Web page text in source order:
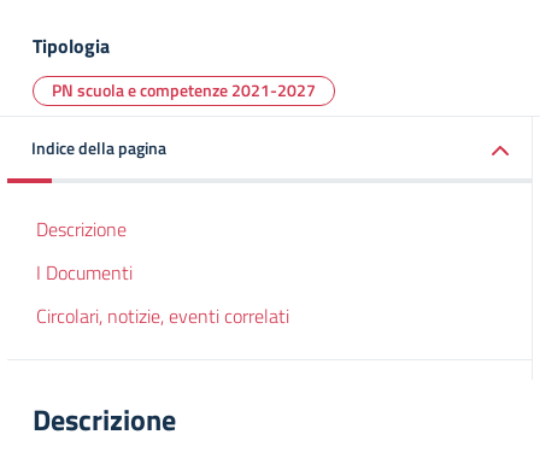
Tipologia
PN scuola e competenze 2021-2027
Indice della pagina
Descrizione
I Documenti
Circolari, notizie, eventi correlati
Descrizione